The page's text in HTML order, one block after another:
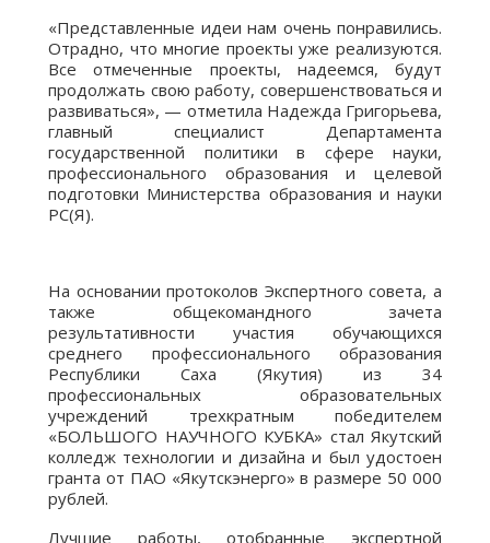
«Представленные идеи нам очень понравились.
Отрадно, что многие проекты уже реализуются.
Все отмеченные проекты, надеемся, будут
продолжать свою работу, совершенствоваться и
развиваться», — отметила Надежда Григорьева,
главный специалист Департамента
государственной политики в сфере науки,
профессионального образования и целевой
подготовки Министерства образования и науки
РС(Я).
На основании протоколов Экспертного совета, а
также общекомандного зачета
результативности участия обучающихся
среднего профессионального образования
Республики Саха (Якутия) из 34
профессиональных образовательных
учреждений трехкратным победителем
«БОЛЬШОГО НАУЧНОГО КУБКА» стал Якутский
колледж технологии и дизайна и был удостоен
гранта от ПАО «Якутскэнерго» в размере 50 000
рублей.
Лучшие работы, отобранные экспертной